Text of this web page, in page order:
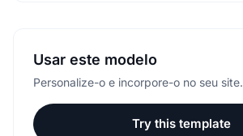
Usar este modelo
Personalize-o e incorpore-o no seu site.
Try this template